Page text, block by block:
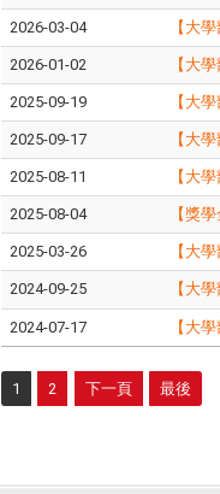
2026-03-04 【大
2026-01-02 【大
2025-09-19 【大
2025-09-17 【大
2025-08-11 【大
2025-08-04 【獎
2025-03-26 【大
2024-09-25 【大
2024-07-17 【大
1 2 下一頁 最後